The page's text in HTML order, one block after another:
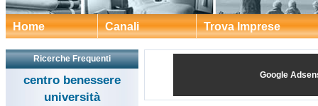
Home Canali Trova Imprese
Ricerche Frequenti
centro benessere
università
Google